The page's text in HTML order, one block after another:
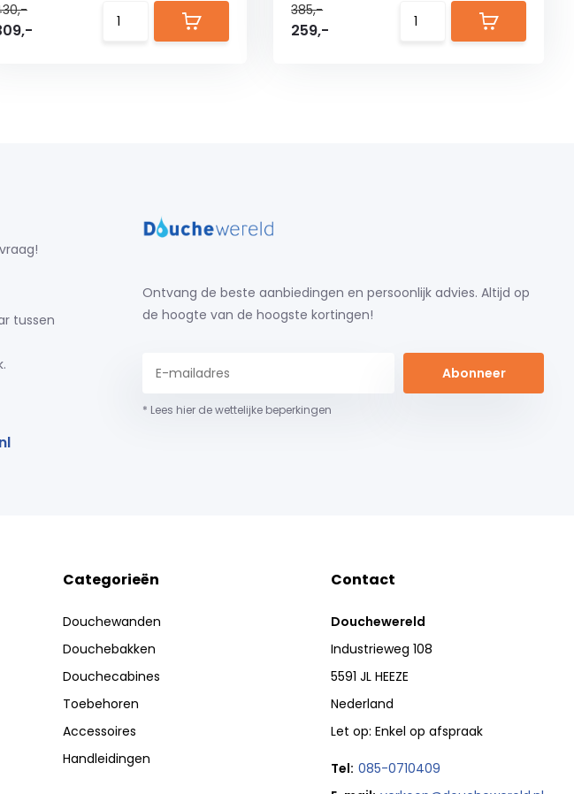
385,-
259,-
tussen
Ontvang de beste aanbiedingen en persoonlijk advies. Altijd op
de hoogte van de hoogste kortingen!
Abonneer
* Lees hier de wettelijke beperkingen
Categorieën
Douchewanden
Douchebakken
Douchecabines
Toebehoren
Accessoires
Handleidingen
Contact
Douchewereld
Industrieweg 108
5591 JL HEEZE
Nederland
Let op: Enkel op afspraak
Tel: 085-0710409